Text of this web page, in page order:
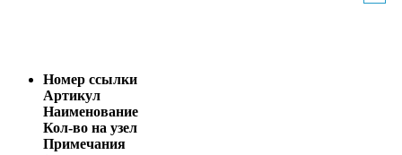
Номер ссылки
Артикул
Наименование
Кол-во на узел
Примечания